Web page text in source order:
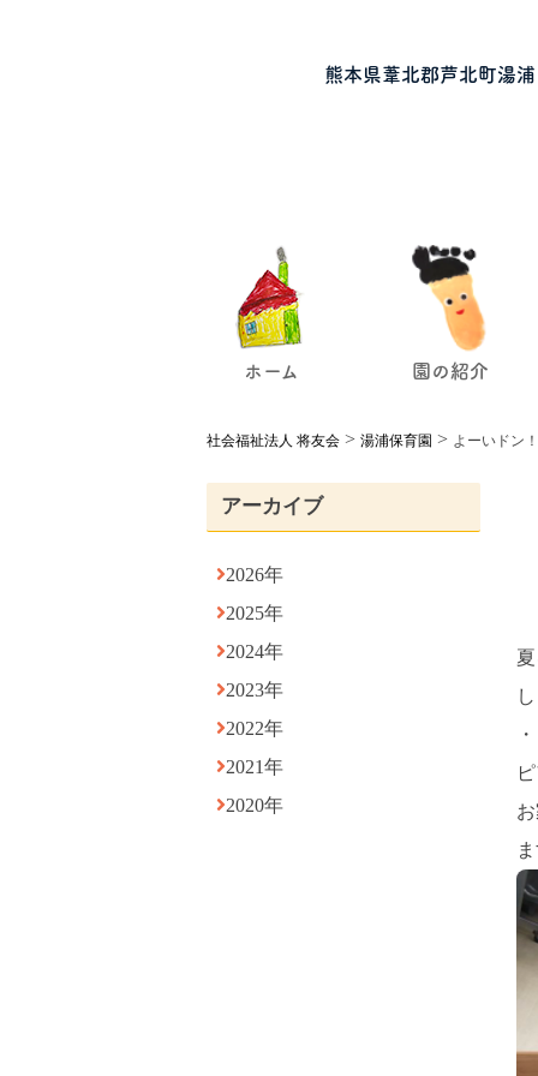
熊本県葦北郡芦北町湯
ホーム 園の紹介
社会福祉法人 将友会 > 湯浦保育園 > よーいドン
アーカイブ
2026年
2025年
2024年
2023年
2022年
2021年
2020年